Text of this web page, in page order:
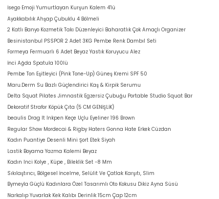
İsego Emoji Yumurtlayan Kurşun Kalem 4'lü
Ayakkabılık Ahşap Çubuklu 4 Bölmeli
2 Katlı Banyo Kozmetik Takı Düzenleyici Baharatlık Çok Amaçlı Organizer
Besinistanbul PSSPOR 2 Adet 3KG Pembe Renk Dambıl Seti
Formeya Fermuarlı 6 Adet Beyaz Yastık Koruyucu Alez
İnci Ağda Spatula 100lü
Pembe Ton Eşitleyici (Pink Tone-Up) Güneş Kremi SPF 50
Maru.Derm Su Bazlı Güçlendirici Kaş & Kirpik Serumu
Delta Squat Pilates Jimnastik Egzersiz Çubuğu Portable Studio Squat Bar
Dekoratif Strafor Köpük Çıta (5 CM GENİŞLİK)
beaulis Drag It Inkpen Keçe Uçlu Eyeliner 196 Brown
Regular Show Mordecai & Rigby Haters Gonna Hate Erkek Cüzdan
Kadın Puantiye Desenli Mini Şort Etek Siyah
Lastik Boyama Yazma Kalemi Beyaz
Kadın Inci Kolye , Küpe , Bileklik Set -8 Mm
Sıkılaştırıcı, Bölgesel İncelme, Selülit Ve Çatlak Karşıtı, Slim
Bymeyla Güçlü Kadınlara Özel Tasarımlı Oto Kokusu Dikiz Ayna Süsü
Narkalıp Yuvarlak Kek Kalıbı Derinlik 15cm Çap 12cm